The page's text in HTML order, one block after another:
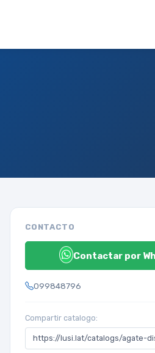
CONTACTO
Contactar por
099848796
Compartir catalogo: